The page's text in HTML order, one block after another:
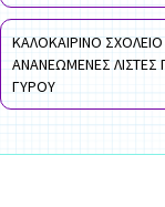
ΚΑΛΟΚΑΙΡΙΝΟ ΣΧΟΛΕΙΟ
ΑΝΑΝΕΩΜΕΝΕΣ ΛΙΣΤΕΣ
ΓΥΡΟΥ